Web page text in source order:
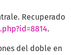
Recuperado
.
del doble en